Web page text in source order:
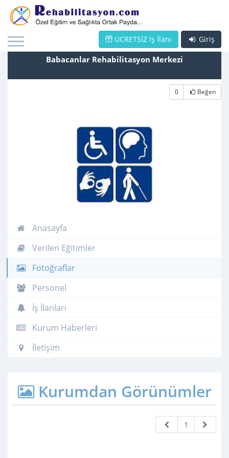
Giriş
ÜCRETSİZ İş İlanı
Babacanlar Rehabilitasyon Merkezi
0 Beğen
Anasayfa
Verilen Eğitimler
Fotoğraflar
Personel
İş İlanları
Kurum Haberleri
İletişim
Kurumdan Görünümler
1